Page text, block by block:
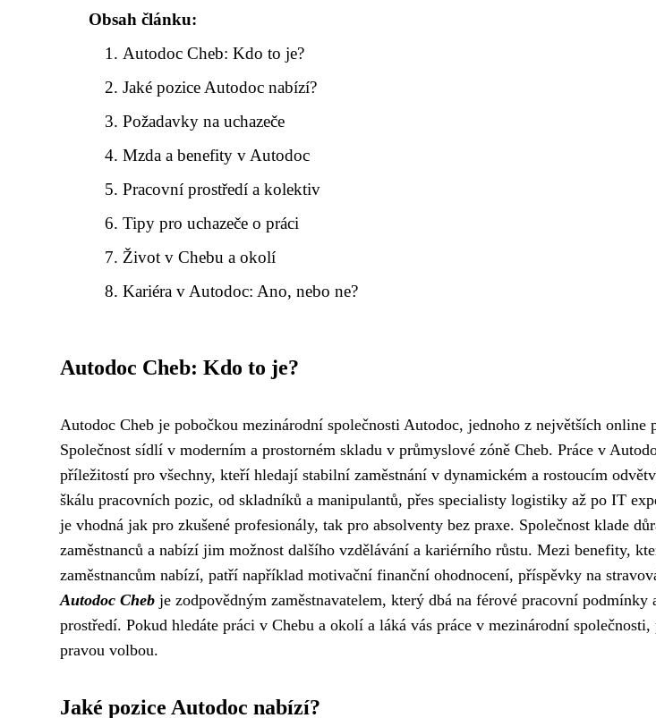
Obsah článku:
Autodoc Cheb: Kdo to je?
Jaké pozice Autodoc nabízí?
Požadavky na uchazeče
Mzda a benefity v Autodoc
Pracovní prostředí a kolektiv
Tipy pro uchazeče o práci
Život v Chebu a okolí
Kariéra v Autodoc: Ano, nebo ne?
Autodoc Cheb: Kdo to je?
Autodoc Cheb je pobočkou mezinárodní společnosti Autodoc, jednoho z největších online
Společnost sídlí v moderním a prostorném skladu v průmyslové zóně Cheb. Práce v
příležitostí pro všechny, kteří hledají stabilní zaměstnání v dynamickém a rostoucím
škálu pracovních pozic, od skladníků a manipulantů, přes specialisty logistiky až po IT
je vhodná jak pro zkušené profesionály, tak pro absolventy bez praxe. Společnost klade
zaměstnanců a nabízí jim možnost dalšího vzdělávání a kariérního růstu. Mezi benefity,
zaměstnancům nabízí, patří například motivační finanční ohodnocení, příspěvky na
Autodoc Cheb je zodpovědným zaměstnavatelem, který dbá na férové pracovní podmínky
prostředí. Pokud hledáte práci v Chebu a okolí a láká vás práce v mezinárodní
pravou volbou.
Jaké pozice Autodoc nabízí?